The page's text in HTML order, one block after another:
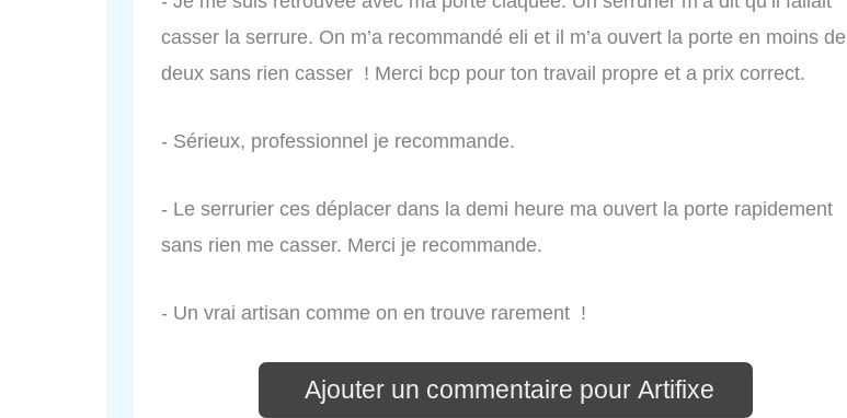
casser la serrure. On m’a recommandé eli et il m’a ouvert la porte en moins de
deux sans rien casser ! Merci bcp pour ton travail propre et a prix correct.
- Sérieux, professionnel je recommande.
- Le serrurier ces déplacer dans la demi heure ma ouvert la porte rapidement
sans rien me casser. Merci je recommande.
- Un vrai artisan comme on en trouve rarement !
Ajouter un commentaire pour Artifixe